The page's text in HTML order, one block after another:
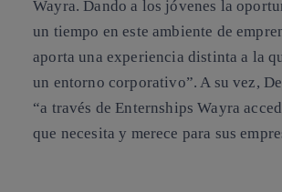
Wayra. Dando a los jóvenes la
un tiempo en este ambiente de
aporta una experiencia distinta a la
un entorno corporativo”. A su vez,
“a través de Enternships Wayra
que necesita y merece para sus